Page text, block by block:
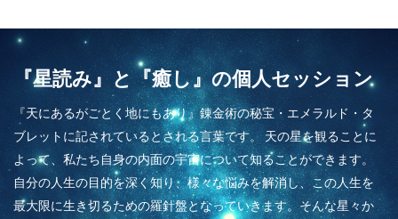
『星読み』と『癒し』の個人セッション
『天にあるがごとく地にもあり』錬金術の秘宝・エメラルド・タ
ブレットに記されているとされる言葉です。 天の星を観ることに
よって、私たち自身の内面の宇宙について知ることができます。
自分の人生の目的を深く知り、様々な悩みを解消し、この人生を
最大限に生き切るための羅針盤となっていきます。そんな星々か